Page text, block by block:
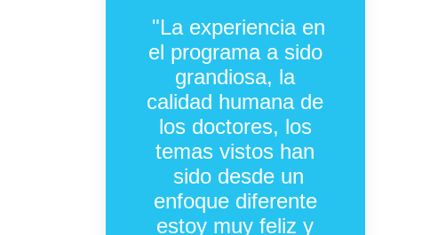
"La experiencia en
el programa a sido
grandiosa, la
calidad humana de
los doctores, los
temas vistos han
sido desde un
enfoque diferente
estoy muy feliz y